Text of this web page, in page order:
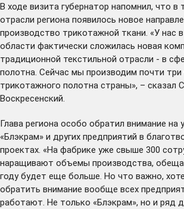
В ходе визита губернатор напомнил, что в
отрасли региона появилось новое
производство трикотажной ткани. «У нас
области фактически сложилась новая
традиционной текстильной отрасли - в
полотна. Сейчас мы производим почти три
трикотажного полотна страны», – сказал
Воскресенский.
Глава региона особо обратил внимание на
«Блэкрам» и других предприятий в
проектах. «На фабрике уже свыше 300
наращивают объемы производства,
году будет еще больше. Но что важно,
обратить внимание вообще всех
работают. Не только «Блэкрам», но и ряд